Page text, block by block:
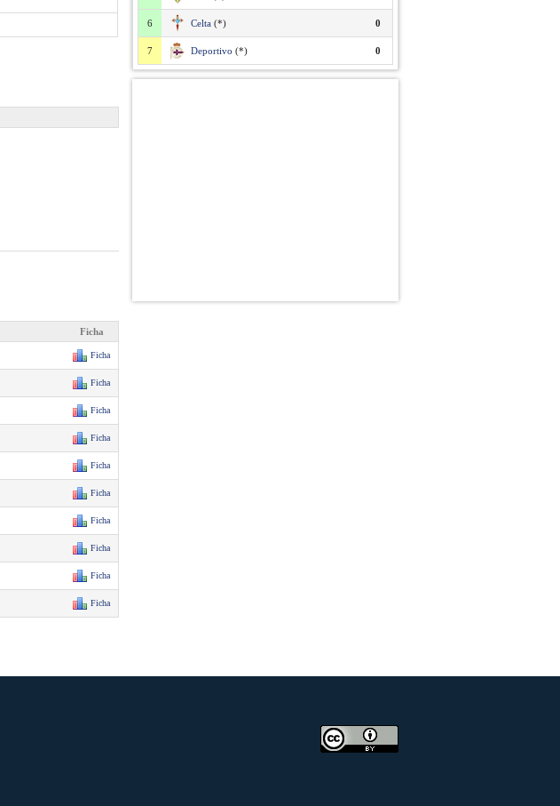
Ficha
Ficha
Ficha
Ficha
Ficha
Ficha
Ficha
Ficha
Ficha
Ficha
Ficha
6 Celta (*) 0
7 Deportivo (*) 0